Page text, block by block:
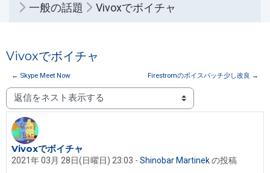
一般の話題
Vivoxでボイチャ
Vivoxでボイチャ
← Skype Meet Now Firestromのボイスパッチ少し改良 →
表示モード
Vivoxでボイチャ
2021年 03月 28日(日曜日) 23:03 - Shinobar Martinekの投稿
返信数: 17